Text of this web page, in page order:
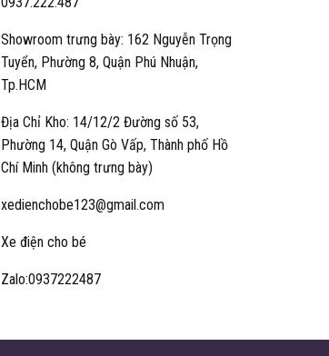
Showroom trưng bày: 162 Nguyễn Trọng
Tuyển, Phường 8, Quận Phú Nhuận,
Tp.HCM
Địa Chỉ Kho: 14/12/2 Đường số 53,
Phường 14, Quận Gò Vấp, Thành phố Hồ
Chí Minh (không trưng bày)
xedienchobe123@gmail.com
Xe điện cho bé
Zalo:0937222487